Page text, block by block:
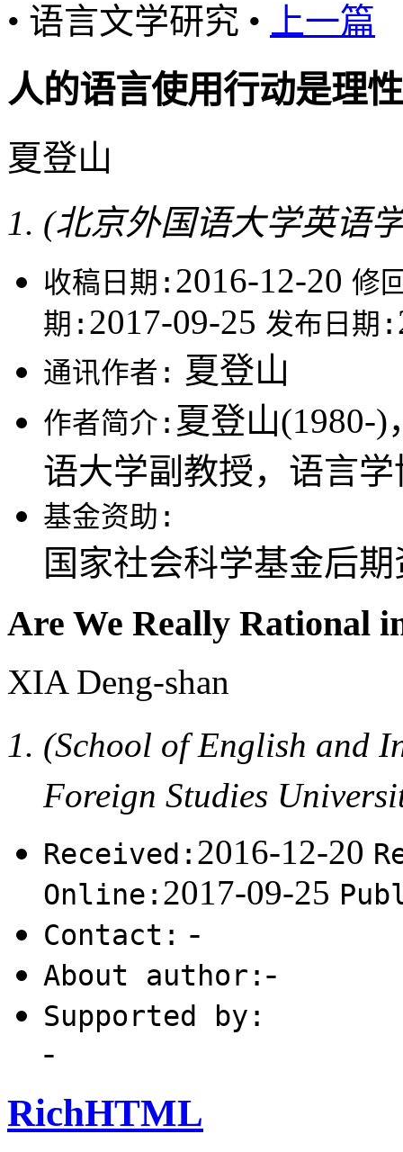
• 语言文学研究 •
上一篇
人的语言使用行动是理
夏登山
(北京外国语大学英语
收稿日期: 2016-12-20 修
期: 2017-09-25 发布日期:
通讯作者: 夏登山
作者简介: 夏登山(1980-
语大学副教授，语言
基金资助:
国家社会科学基金后
Are We Really Rational
XIA Deng-shan
(School of English and
Foreign Studies
Received: 2016-12-20
Online: 2017-09-25
Contact: -
About author: -
Supported by:
-
RichHTML